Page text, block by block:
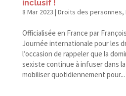
inclusif !
8 Mar 2023 | Droits des personnes,
Officialisée en France par
Journée internationale pour les
l’occasion de rappeler que la
sexiste continue à infuser dans
mobiliser quotidiennement pour...